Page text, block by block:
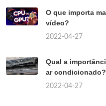
O que importa
vídeo?
2022-04-27
Qual a
ar condicionado?
2022-04-27